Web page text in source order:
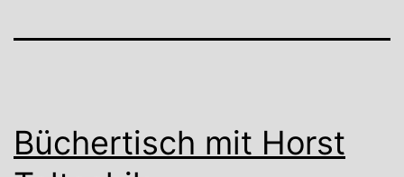
Büchertisch mit Horst